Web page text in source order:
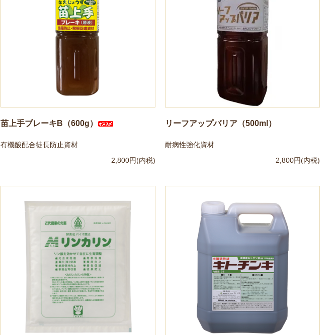
苗上手ブレーキB（600g）
有機酸配合徒長防止資材
2,800円(内税)
リーフアップバリア（500ml）
耐病性強化資材
2,800円(内税)